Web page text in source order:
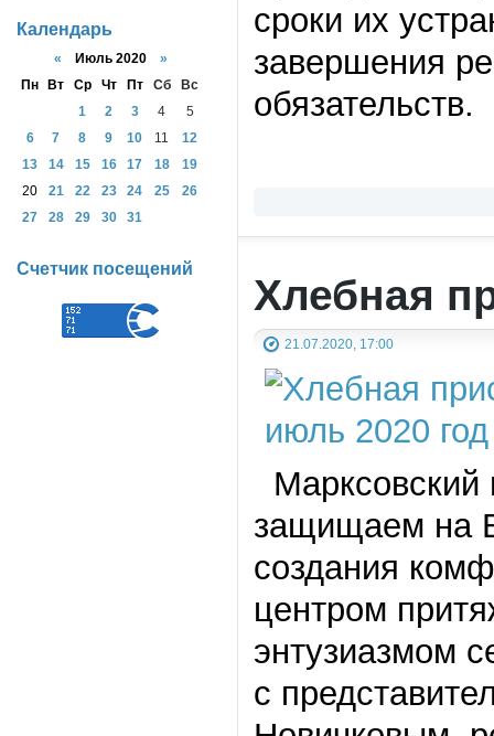
сроки их
завершения
обязательств.
Хлебная
21.07.2020, 17:00
Марксовский
защищаем на
создания
центром
энтузиазмом
с
Календарь
« Июль 2020 »
Пн
Вт Ср Чт Пт Сб
Вс
1
2 3 4
5
6
7 8 9 10 11
12
13
14 15 16 17 18
19
20
21 22 23 24 25
26
27
28 29 30 31
Счетчик посещений